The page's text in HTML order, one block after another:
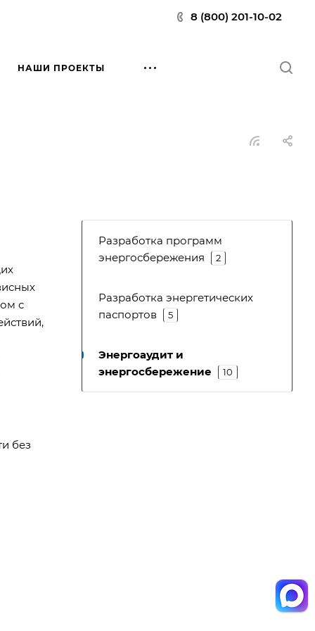
8 (800) 201-10-02
НАШИ ПРОЕКТЫ
с
без
Разработка программ
энергосбережения
2
Разработка энергетических
паспортов
5
Энергоаудит и
энергосбережение
10